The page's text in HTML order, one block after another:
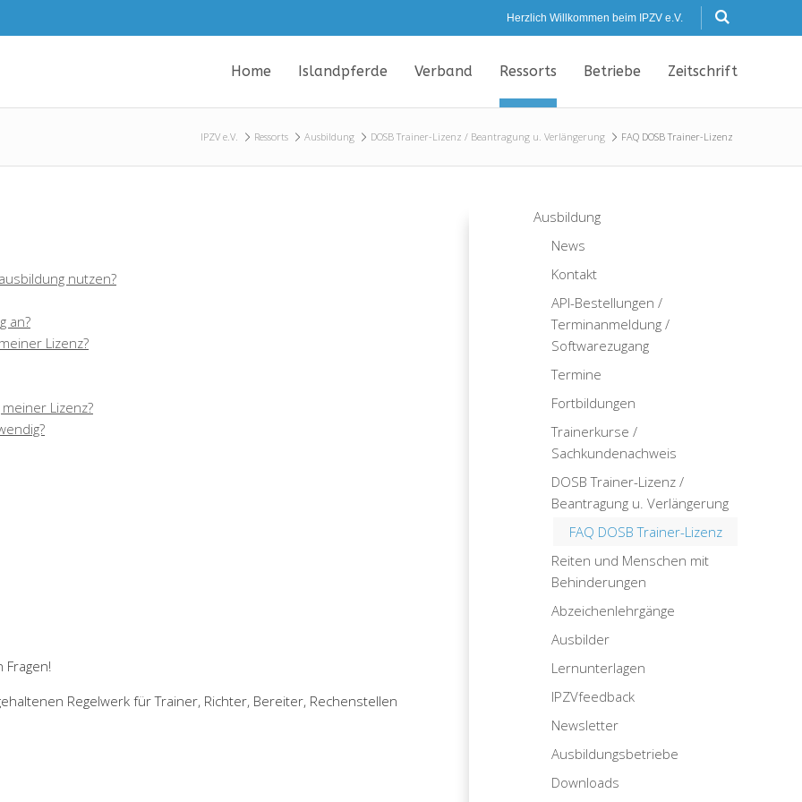
Herzlich Willkommen beim IPZV e.V.
Home Islandpferde Verband Ressorts Betriebe Zeitschrift
IPZV e.V. Ressorts Ausbildung DOSB Trainer-Lizenz / Beantragung u. Verlängerung FAQ DOSB Trainer-Lizenz
nutzen?
an?
Lizenz?
Lizenz?
Regelwerk für Trainer, Richter, Bereiter, Rechenstellen
Ausbildung
News
Kontakt
API-Bestellungen /
Terminanmeldung /
Softwarezugang
Termine
Fortbildungen
Trainerkurse /
Sachkundenachweis
DOSB Trainer-Lizenz /
Beantragung u. Verlängerung
FAQ DOSB Trainer-Lizenz
Reiten und Menschen mit
Behinderungen
Abzeichenlehrgänge
Ausbilder
Lernunterlagen
IPZVfeedback
Newsletter
Ausbildungsbetriebe
Downloads